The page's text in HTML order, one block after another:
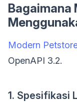
Bagaimana
Modern
OpenAPI 3.2.
1. Spesifikasi